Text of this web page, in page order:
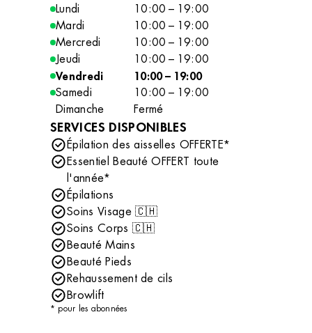
Lundi
10:00 – 19:00
Mardi
10:00 – 19:00
Mercredi
10:00 – 19:00
Jeudi
10:00 – 19:00
Vendredi
10:00 – 19:00
Samedi
10:00 – 19:00
Dimanche
Fermé
SERVICES DISPONIBLES
Épilation des aisselles OFFERTE*
Essentiel Beauté OFFERT toute
l'année*
Épilations
Soins Visage 🇨🇭
Soins Corps 🇨🇭
Beauté Mains
Beauté Pieds
Rehaussement de cils
Browlift
* pour les abonnées